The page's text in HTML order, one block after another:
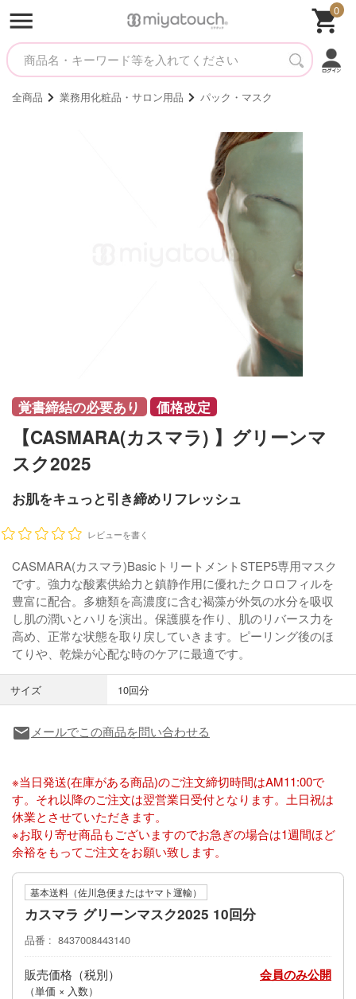
0
全商品 業務用化粧品・サロン用品 パック・マスク
覚書締結の必要あり 価格改定
【CASMARA(カスマラ) 】グリーンマ
スク2025
お肌をキュっと引き締めリフレッシュ
レビューを書く
CASMARA(カスマラ)BasicトリートメントSTEP5専用マスク
です。強力な酸素供給力と鎮静作用に優れたクロロフィルを
豊富に配合。多糖類を高濃度に含む褐藻が外気の水分を吸収
し肌の潤いとハリを演出。保護膜を作り、肌のリバース力を
高め、正常な状態を取り戻していきます。ピーリング後のほ
てりや、乾燥が心配な時のケアに最適です。
サイズ 10回分
local_post_office メールでこの商品を問い合わせる
※当日発送(在庫がある商品)のご注文締切時間はAM11:00で
す。それ以降のご注文は翌営業日受付となります。土日祝は
休業とさせていただきます。
※お取り寄せ商品もございますのでお急ぎの場合は1週間ほど
余裕をもってご注文をお願い致します。
基本送料（佐川急便またはヤマト運輸）
カスマラ グリーンマスク2025 10回分
品番 8437008443140
販売価格
（単価 × 入数）
会員のみ公開